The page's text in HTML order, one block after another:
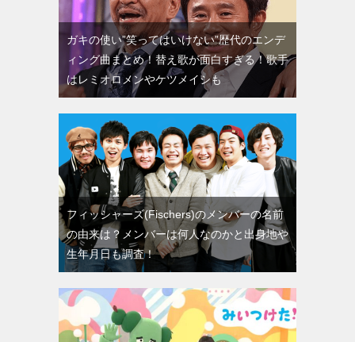
ガキの使い”笑ってはいけない”歴代のエンデ
ィング曲まとめ！替え歌が面白すぎる！歌手
はレミオロメンやケツメイシも
フィッシャーズ(Fischers)のメンバーの名前
の由来は？メンバーは何人なのかと出身地や
生年月日も調査！